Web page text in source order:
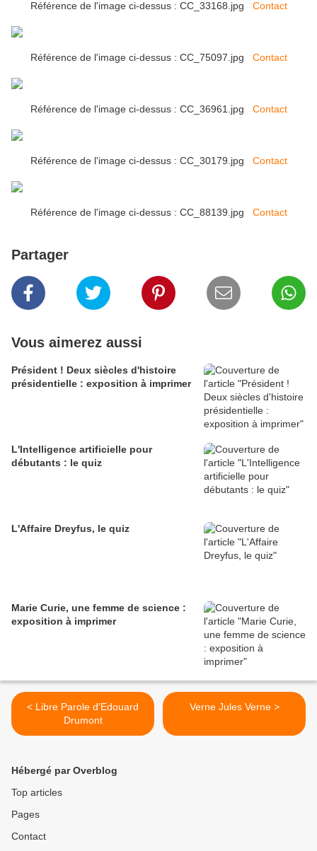
Référence de l'image ci-dessus : CC_33168.jpg Contact
Référence de l'image ci-dessus : CC_75097.jpg Contact
Référence de l'image ci-dessus : CC_36961.jpg Contact
Référence de l'image ci-dessus : CC_30179.jpg Contact
Référence de l'image ci-dessus : CC_88139.jpg Contact
Partager
Vous aimerez aussi
Président ! Deux siècles d'histoire
présidentielle : exposition à imprimer
L'Intelligence artificielle pour
débutants : le quiz
L'Affaire Dreyfus, le quiz
Marie Curie, une femme de science :
exposition à imprimer
< Libre Parole d'Edouard
Drumont
Verne Jules Verne >
Hébergé par Overblog
Top articles
Pages
Contact